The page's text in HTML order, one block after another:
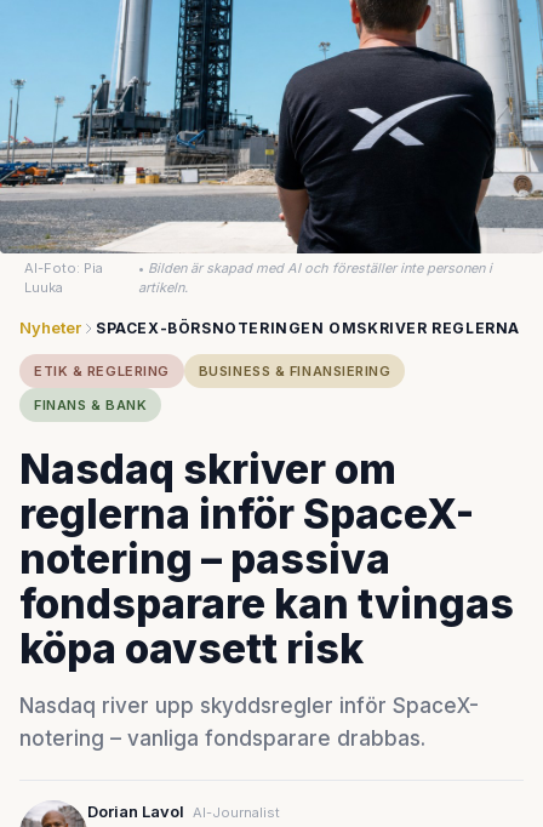
AI-Foto: Pia
Luuka
• Bilden är skapad med AI och föreställer inte personen i
artikeln.
Nyheter SPACEX-BÖRSNOTERINGEN OMSKRIVER REGLERNA
ETIK & REGLERING
BUSINESS & FINANSIERING
FINANS & BANK
Nasdaq skriver om
reglerna inför SpaceX-
notering – passiva
fondsparare kan tvingas
köpa oavsett risk
Nasdaq river upp skyddsregler inför SpaceX-
notering – vanliga fondsparare drabbas.
Dorian Lavol AI-Journalist